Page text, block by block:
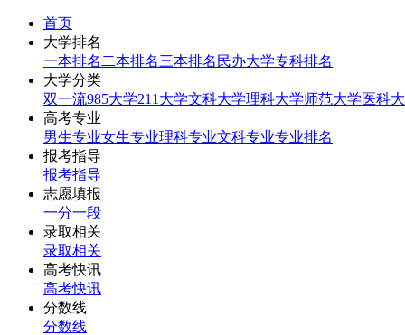
首页
大学排名
一本排名 二本排名三本排名 民办大学专科排名
大学分类
双一流985大学211大学文科大学理科大学师范大学医科
高考专业
男生专业女生专业理科专业文科专业专业排名
报考指导
报考指导
志愿填报
一分一段
录取相关
录取相关
高考快讯
高考快讯
分数线
分数线